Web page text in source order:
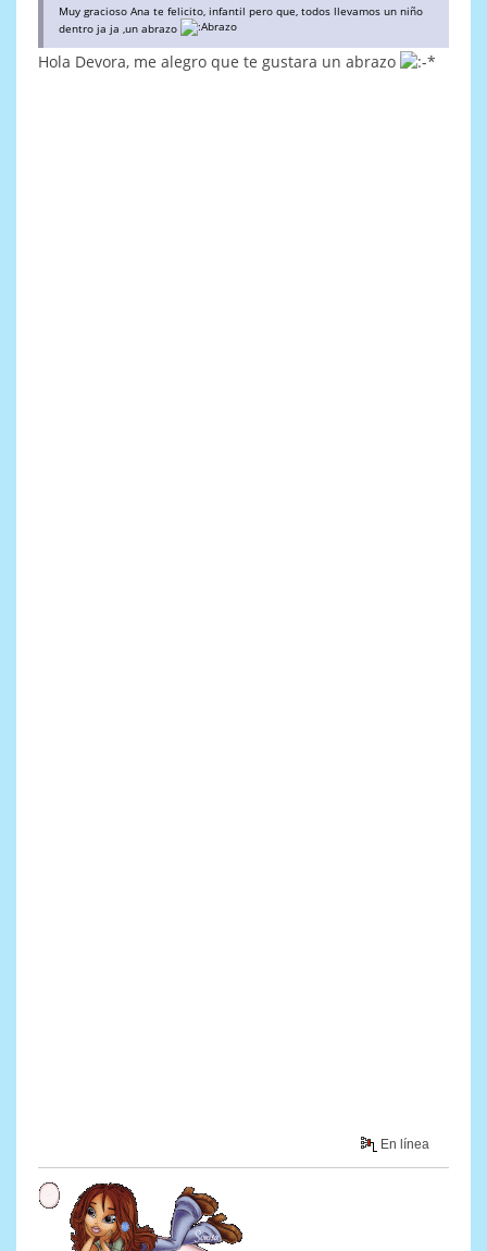
Muy gracioso Ana te felicito, infantil pero que, todos llevamos un niño
dentro ja ja ,un abrazo
Hola Devora, me alegro que te gustara un abrazo
En línea